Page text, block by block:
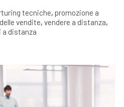
tecniche, promozione a
vendite, vendere a distanza,
a distanza